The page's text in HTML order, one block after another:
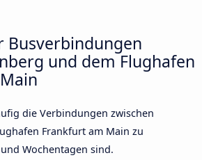
Busverbindungen
und dem Flughafen
die Verbindungen zwischen
Frankfurt am Main zu
Wochentagen sind.